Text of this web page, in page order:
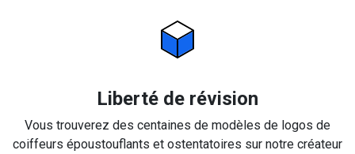
Liberté de révision
Vous trouverez des centaines de modèles de logos de
coiffeurs époustouflants et ostentatoires sur notre créateur